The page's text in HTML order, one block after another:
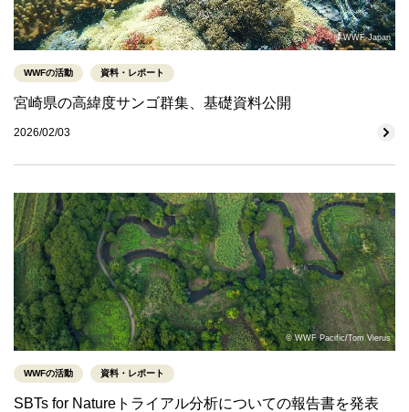
© WWF-Japan
WWFの活動 資料・レポート
宮崎県の高緯度サンゴ群集、基礎資料公開
2026/02/03
© WWF Pacific/Tom Vierus
WWFの活動 資料・レポート
SBTs for Natureトライアル分析についての報告書を発表